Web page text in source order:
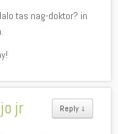
tas nag-doktor? in
Reply ↓
jr